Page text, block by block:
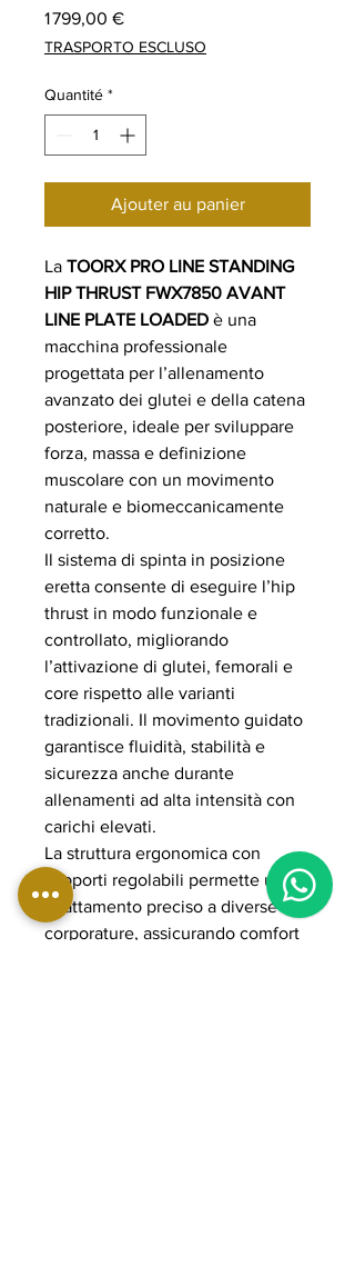
1 799,00 €Prix
TRASPORTO ESCLUSO
Quantité *
Ajouter au panier
La TOORX PRO LINE STANDING
HIP THRUST FWX7850 AVANT
LINE PLATE LOADED è una
macchina professionale
progettata per l’allenamento
avanzato dei glutei e della catena
posteriore, ideale per sviluppare
forza, massa e definizione
muscolare con un movimento
naturale e biomeccanicamente
corretto.
Il sistema di spinta in posizione
eretta consente di eseguire l’hip
thrust in modo funzionale e
controllato, migliorando
l’attivazione di glutei, femorali e
core rispetto alle varianti
tradizionali. Il movimento guidato
garantisce fluidità, stabilità e
sicurezza anche durante
allenamenti ad alta intensità con
carichi elevati.
La struttura ergonomica con
supporti regolabili permette un
adattamento preciso a diverse
corporature, assicurando comfort
1